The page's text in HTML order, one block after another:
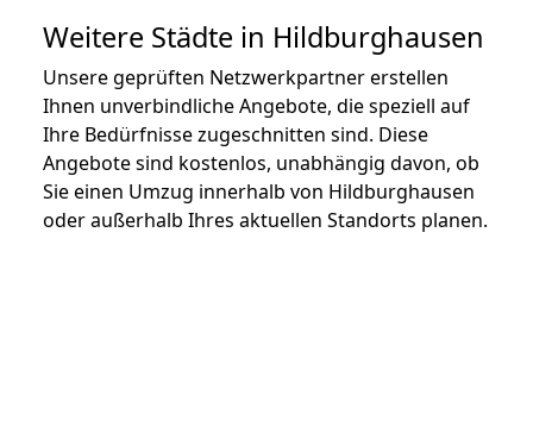
Weitere Städte in Hildburghausen
Unsere geprüften Netzwerkpartner erstellen
Ihnen unverbindliche Angebote, die speziell auf
Ihre Bedürfnisse zugeschnitten sind. Diese
Angebote sind kostenlos, unabhängig davon, ob
Sie einen Umzug innerhalb von Hildburghausen
oder außerhalb Ihres aktuellen Standorts planen.